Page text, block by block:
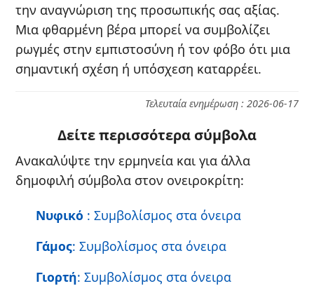
την αναγνώριση της προσωπικής σας αξίας.
Μια φθαρμένη βέρα μπορεί να συμβολίζει
ρωγμές στην εμπιστοσύνη ή τον φόβο ότι μια
σημαντική σχέση ή υπόσχεση καταρρέει.
Τελευταία ενημέρωση : 2026-06-17
Δείτε περισσότερα σύμβολα
Ανακαλύψτε την ερμηνεία και για άλλα
δημοφιλή σύμβολα στον ονειροκρίτη:
Νυφικό : Συμβολίσμος στα όνειρα
Γάμος: Συμβολίσμος στα όνειρα
Γιορτή: Συμβολίσμος στα όνειρα